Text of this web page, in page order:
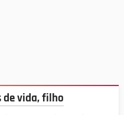
de vida, filho